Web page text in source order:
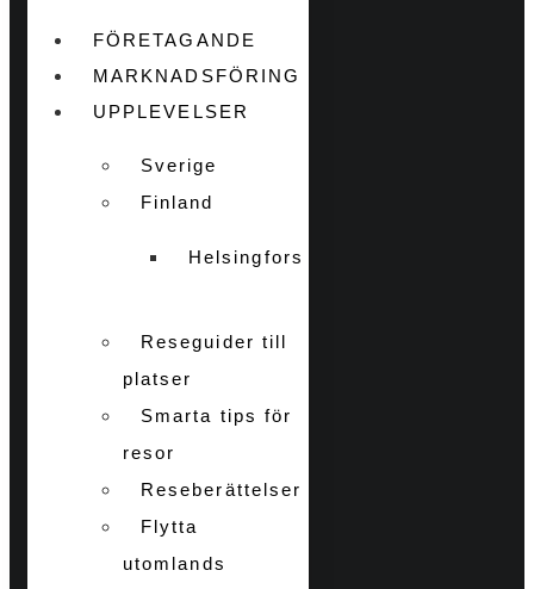
FÖRETAGANDE
MARKNADSFÖRING
UPPLEVELSER
Sverige
Finland
Helsingfors
Reseguider till
platser
Smarta tips för
resor
Reseberättelser
Flytta
utomlands